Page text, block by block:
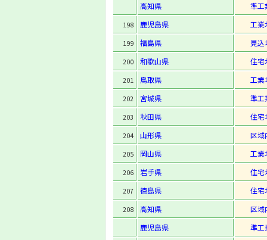
高知県
準工
198 鹿児島県 工業
199 福島県 見込
200 和歌山県 住宅
201 鳥取県 工業
202 宮城県 準工
203 秋田県 住宅
204 山形県 区域
205 岡山県 工業
206 岩手県 住宅
207 徳島県 住宅
208 高知県
区域
鹿児島県
準工